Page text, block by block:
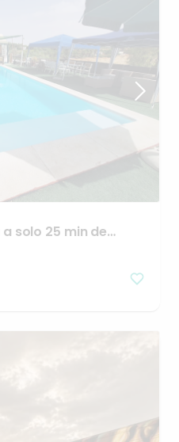
a solo 25 min de